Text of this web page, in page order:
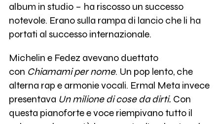
album in studio – ha riscosso un successo
notevole. Erano sulla rampa di lancio che li ha
portati al successo internazionale.
Michelin e Fedez avevano duettato
con Chiamami per nome. Un pop lento, che
alterna rap e armonie vocali. Ermal Meta invece
presentava Un milione di cose da dirti. Con
questa pianoforte e voce riempivano tutto il